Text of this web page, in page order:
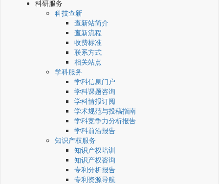
科研服务
科技查新
查新站简介
查新流程
收费标准
联系方式
相关站点
学科服务
学科信息门户
学科课题咨询
学科情报订阅
学术规范与投稿指南
学科竞争力分析报告
学科前沿报告
知识产权服务
知识产权培训
知识产权咨询
专利分析报告
专利资源导航